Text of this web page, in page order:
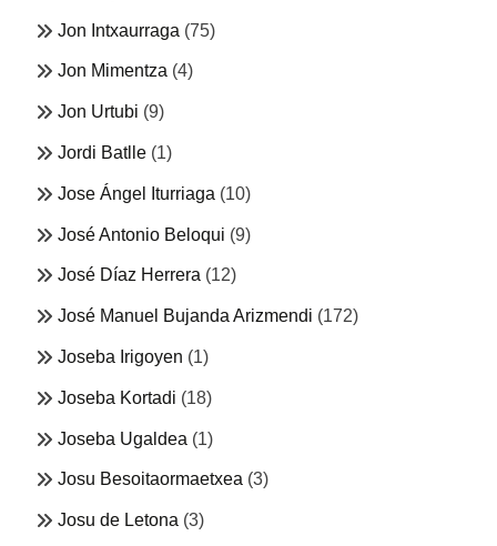
Jon Intxaurraga (75)
Jon Mimentza (4)
Jon Urtubi (9)
Jordi Batlle (1)
Jose Ángel Iturriaga (10)
José Antonio Beloqui (9)
José Díaz Herrera (12)
José Manuel Bujanda Arizmendi (172)
Joseba Irigoyen (1)
Joseba Kortadi (18)
Joseba Ugaldea (1)
Josu Besoitaormaetxea (3)
Josu de Letona (3)